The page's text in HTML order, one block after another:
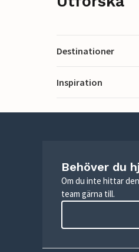
Destinationer
Inspiration
Behöver du
Om du inte hittar
team gärna till.